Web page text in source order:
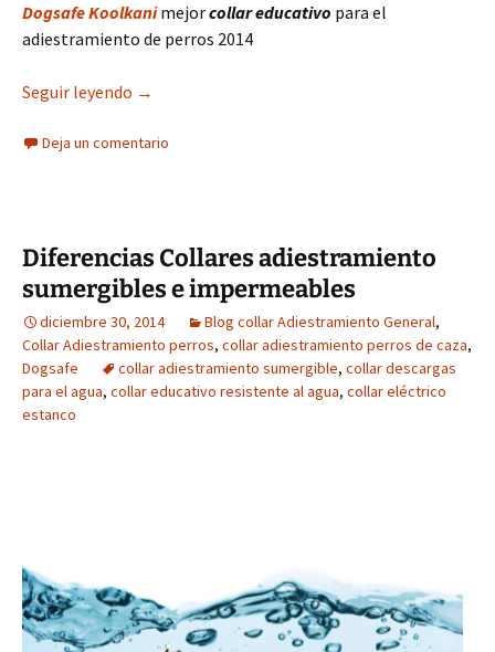
Dogsafe Koolkanimejorcollar educativo para el
adiestramiento de perros 2014
Seguir leyendo Mejor collar educativo 2014 adiestramiento de
→
Deja un comentario
Diferencias Collares adiestramiento
sumergibles e impermeables
diciembre 30, 2014 Blog collar Adiestramiento General,
Collar Adiestramiento perros, collar adiestramiento perros de caza,
Dogsafe
collar adiestramiento sumergible, collar descargas
para el agua, collar educativo resistente al agua, collar eléctrico
estanco